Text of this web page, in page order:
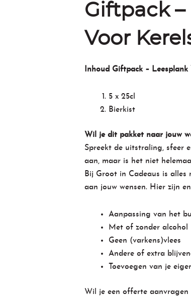
Giftpack
Voor
Inhoud Giftpack – Leesplank
5 x 25cl
Bierkist
Wil je dit pakket naar jouw
Spreekt de uitstraling, sfeer
aan, maar is het niet
Bij Groot in Cadeaus is alles
aan jouw wensen. Hier zijn
Aanpassing van het
Met of zonder alcohol
Geen (varkens)vlees
Andere of extra
Toevoegen van je
Wil je een offerte